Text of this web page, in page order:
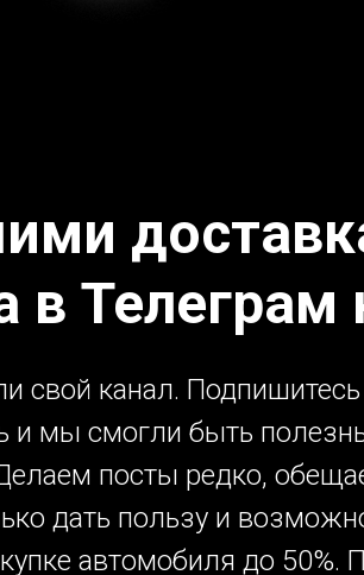
в Телеграм
свой канал. Подпишитесь
и мы смогли быть
посты редко,
дать пользу и
автомобиля до 50%.